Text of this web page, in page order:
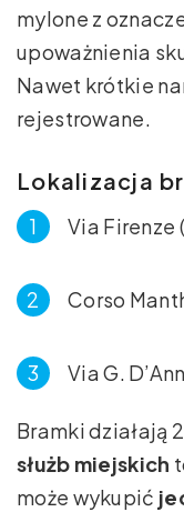
mylone z
upoważnienia
Nawet krótkie
rejestrowane.
Lokalizacja
Via Firenze
Corso
Via G.
Bramki działają
służb miejskich
może wykupić